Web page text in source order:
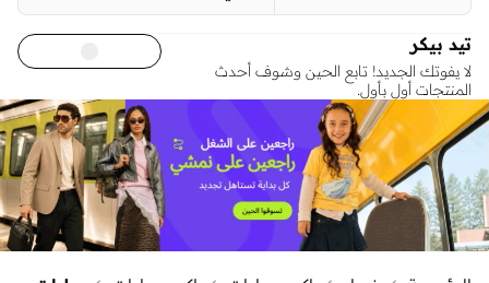
تيد بيكر
لا يفوتك الجديد! تابع الحين وشوف أحدث
المنتجات أول بأول.